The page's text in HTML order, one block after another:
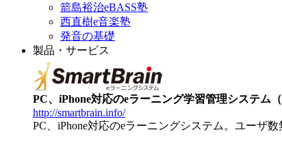
箭島裕治eBASS塾
西直樹e音楽塾
発音の基礎
製品・サービス
PC、iPhone対応のeラーニング学習管理システム
http://smartbrain.info/
PC、iPhone対応のeラーニングシステム。ユーザ